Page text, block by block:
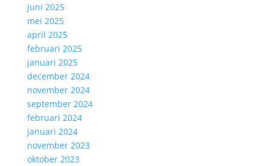
juni 2025
mei 2025
april 2025
februari 2025
januari 2025
december 2024
november 2024
september 2024
februari 2024
januari 2024
november 2023
oktober 2023